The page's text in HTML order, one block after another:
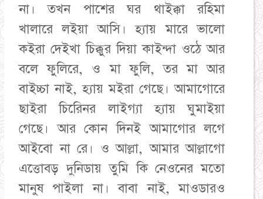
না। তখন পাশের ঘর থাইক্কা রহিমা
খালারে লইয়া আসি। হ্যায় মারে ভালো
কইরা দেইখা চিক্কুর দিয়া কাইন্দা ওঠে আর
বলে ফুলিরে, ও মা ফুলি, তর মা আর
বাইচ্চা নাই, হ্যায় মইরা গেছে। আমাগোরে
ছাইরা চিরেিনর লাইগ্যা হ্যায় ঘুমাইয়া
গেছে। আর কোন দিনই আমাগোর লগে
আইবো না রে। ও আল্লা, আমার আল্লাগো
এত্তোবড় দুনিডায় তুমি কি নেওনের মতো
মানুষ পাইলা না। বাবা নাই, মাওডারও